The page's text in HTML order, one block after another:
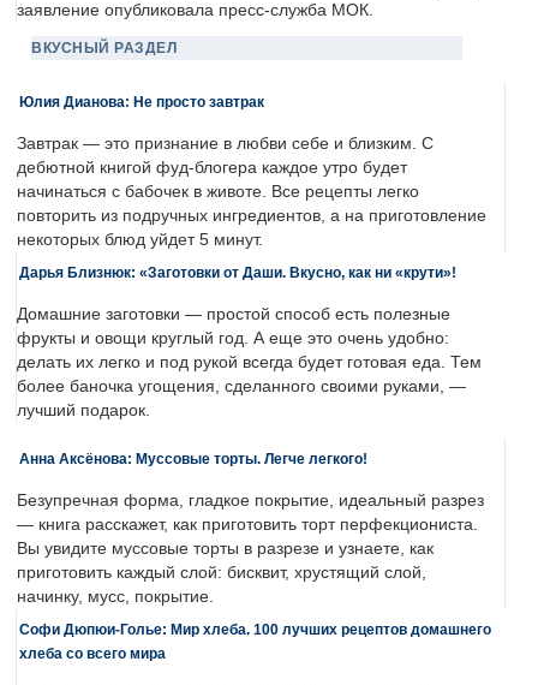
заявление опубликовала пресс-служба МОК.
ВКУСНЫЙ РАЗДЕЛ
Юлия Дианова: Не просто завтрак
Завтрак — это признание в любви себе и близким. С
дебютной книгой фуд-блогера каждое утро будет
начинаться с бабочек в животе. Все рецепты легко
повторить из подручных ингредиентов, а на приготовление
некоторых блюд уйдет 5 минут.
Дарья Близнюк: «Заготовки от Даши. Вкусно, как ни «крути»!
Домашние заготовки — простой способ есть полезные
фрукты и овощи круглый год. А еще это очень удобно:
делать их легко и под рукой всегда будет готовая еда. Тем
более баночка угощения, сделанного своими руками, —
лучший подарок.
Анна Аксёнова: Муссовые торты. Легче легкого!
Безупречная форма, гладкое покрытие, идеальный разрез
— книга расскажет, как приготовить торт перфекциониста.
Вы увидите муссовые торты в разрезе и узнаете, как
приготовить каждый слой: бисквит, хрустящий слой,
начинку, мусс, покрытие.
Софи Дюпюи-Голье: Мир хлеба. 100 лучших рецептов домашнего
хлеба со всего мира